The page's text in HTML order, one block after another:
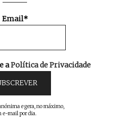
Email*
aPolítica de Privacidade
e gera, no máximo,
e-mail por dia.